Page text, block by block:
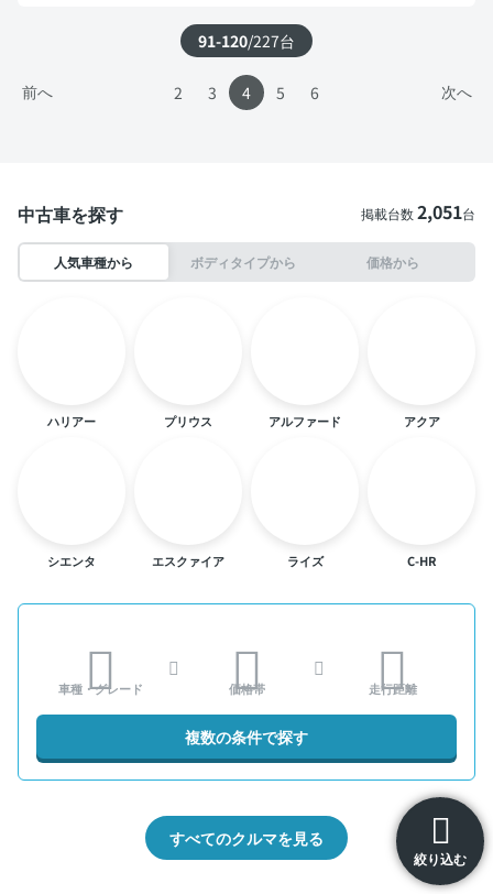
絞り込む
91-120/227台
前へ 次へ
2 3 4 5 6
中古車を探す 掲載台数2,051台
人気車種から ボディタイプから 価格から
ハリアー プリウス アルファード アクア
シエンタ エスクァイア ライズ C-HR
車種・グレード 価格帯 走行距離
複数の条件で探す
すべてのクルマを見る